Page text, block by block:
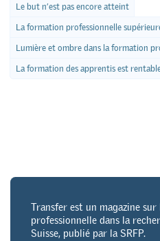
Le but n’est pas encore atteint
La formation professionnelle
Lumière et ombre dans la formation
La formation des apprentis est
Transfer est un magazine
professionnelle dans la
Suisse, publié par la SRFP.